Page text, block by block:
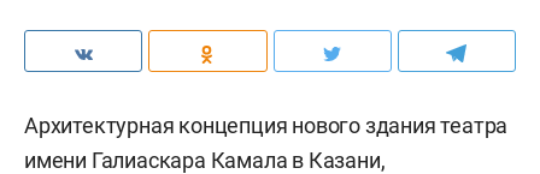
Архитектурная концепция нового здания театра
имени Галиаскара Камала в Казани,